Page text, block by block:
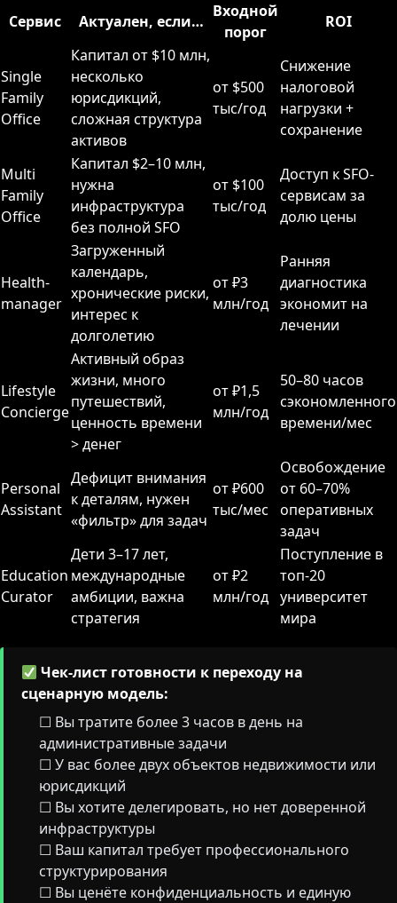
Сервис
Актуален, если…
Входной
порог
ROI
Single
Family
Office
Капитал от $10 млн,
несколько
юрисдикций,
сложная структура
активов
от $500
тыс/год
Снижение
налоговой
нагрузки +
сохранение
Multi
Family
Office
Капитал $2–10 млн,
нужна
инфраструктура
без полной SFO
от $100
тыс/год
Доступ к SFO-
сервисам за
долю цены
Health-
manager
Загруженный
календарь,
хронические риски,
интерес к
долголетию
от ₽3
млн/год
Ранняя
диагностика
экономит на
лечении
Lifestyle
Concierge
Активный образ
жизни, много
путешествий,
ценность времени
> денег
от ₽1,5
млн/год
50–80 часов
сэкономленного
времени/мес
Personal
Assistant
Дефицит внимания
к деталям, нужен
«фильтр» для задач
от ₽600
тыс/мес
Освобождение
от 60–70%
оперативных
задач
Education
Curator
Дети 3–17 лет,
международные
амбиции, важна
стратегия
от ₽2
млн/год
Поступление в
топ-20
университет
мира
Чек-лист готовности к переходу на
сценарную модель:
☐ Вы тратите более 3 часов в день на
административные задачи
☐ У вас более двух объектов недвижимости или
юрисдикций
☐ Вы хотите делегировать, но нет доверенной
инфраструктуры
☐ Ваш капитал требует профессионального
структурирования
☐ Вы ценёте конфиденциальность и единую